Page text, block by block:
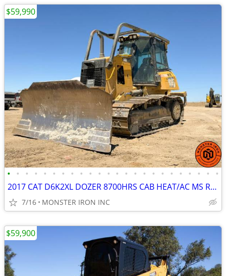
• • • • • • • • • • • • • • • • • • • • • • • •
2017 CAT D6K2XL DOZER 8700HRS CAB HEAT/AC MS RIPPER PAT BLADE
7/16 MONSTER IRON INC
$59,990
$59,900